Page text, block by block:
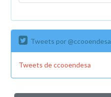
Tweets por @ccooendesa
Tweets de ccooendesa